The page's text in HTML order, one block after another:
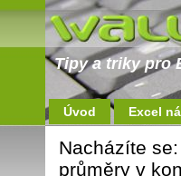
Tipy a triky pro
Úvod Excel
Nacházíte se:
průměry v